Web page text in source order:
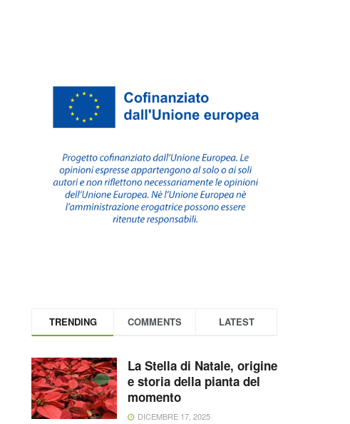
TRENDING COMMENTS LATEST
La Stella di Natale, origine
e storia della pianta del
momento
DICEMBRE 17, 2025